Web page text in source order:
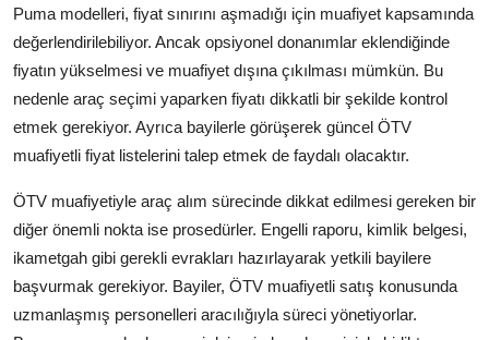
Puma modelleri, fiyat sınırını aşmadığı için muafiyet kapsamında
değerlendirilebiliyor. Ancak opsiyonel donanımlar eklendiğinde
fiyatın yükselmesi ve muafiyet dışına çıkılması mümkün. Bu
nedenle araç seçimi yaparken fiyatı dikkatli bir şekilde kontrol
etmek gerekiyor. Ayrıca bayilerle görüşerek güncel ÖTV
muafiyetli fiyat listelerini talep etmek de faydalı olacaktır.
ÖTV muafiyetiyle araç alım sürecinde dikkat edilmesi gereken bir
diğer önemli nokta ise prosedürler. Engelli raporu, kimlik belgesi,
ikametgah gibi gerekli evrakları hazırlayarak yetkili bayilere
başvurmak gerekiyor. Bayiler, ÖTV muafiyetli satış konusunda
uzmanlaşmış personelleri aracılığıyla süreci yönetiyorlar.